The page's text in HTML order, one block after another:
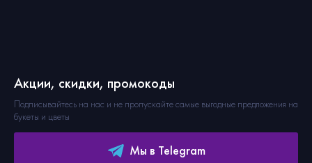
Акции, скидки, промокоды
Подписывайтесь на нас и не пропускайте самые выгодные предложения на
букеты и цветы
Мы в Telegram